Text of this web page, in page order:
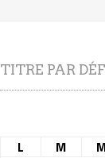
TITRE PAR
L
M